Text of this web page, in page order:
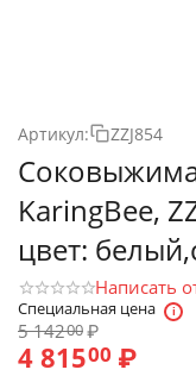
Артикул: ZZJ854
KaringBee,
цвет:
Написать
Специальная цена
5 14200₽
4 81500 ₽